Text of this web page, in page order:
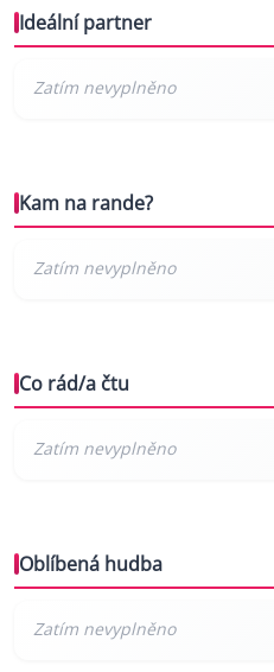
Ideální partner
Kam na rande?
Co rád/a čtu
Oblíbená hudba